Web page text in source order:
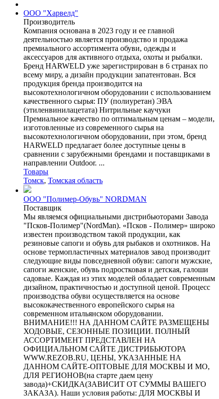
ООО "Харвелд"
Производитель
Компания основана в 2023 году и ее главной
деятельностью является производство и продажа
премиального ассортимента обуви, одежды и
аксессуаров для активного отдыха, охоты и рыбалки.
Бренд HARWELD уже зарегистрирован в 6 странах по
всему миру, а дизайн продукции запатентован. Вся
продукция бренда производится на
высокотехнологичном оборудовании с использованием
качественного сырья: ПУ (полиуретан) ЭВА
(этиленвинилацетата) Нитрильные каучуки
Премиальное качество по оптимальным ценам – модели,
изготовленные из современного сырья на
высокотехнологичном оборудовании, при этом, бренд
HARWELD предлагает более доступные цены в
сравнении с зарубежными брендами и поставщиками в
направлении Outdoor. ...
Товары
Томск, Томская область
ООО "Полимер-Обувь" NORDMAN
Поставщик
Мы являемся официальными дистрибьюторами Завода
"Псков-Полимер"(NordMan). «Псков - Полимер» широко
известен производством такой продукции, как
резиновые сапоги и обувь для рыбаков и охотников. На
основе термопластичных материалов завод производит
следующие виды повседневной обуви: сапоги мужские,
сапоги женские, обувь подростковая и детская, галоши
садовые. Каждая из этих моделей обладает современным
дизайном, практичностью и доступной ценой. Процесс
производства обуви осуществляется на основе
высококачественного европейского сырья на
современном итальянском оборудовании.
ВНИМАНИЕ!!! НА ДАННОМ САЙТЕ РАЗМЕЩЕНЫ
ХОДОВЫЕ, СЕЗОННЫЕ ПОЗИЦИИ. ПОЛНЫЙ
АССОРТИМЕНТ ПРЕДСТАВЛЕН НА
ОФИЦИАЛЬНОМ САЙТЕ ДИСТРИБЬЮТОРА
WWW.REZOB.RU, ЦЕНЫ, УКАЗАННЫЕ НА
ДАННОМ САЙТЕ-ОПТОВЫЕ ДЛЯ МОСКВЫ И МО,
ДЛЯ РЕГИОНОВ(на старте даем цену
завода)+СКИДКА(ЗАВИСИТ ОТ СУММЫ ВАШЕГО
ЗАКАЗА). Наши условия работы: ДЛЯ МОСКВЫ И